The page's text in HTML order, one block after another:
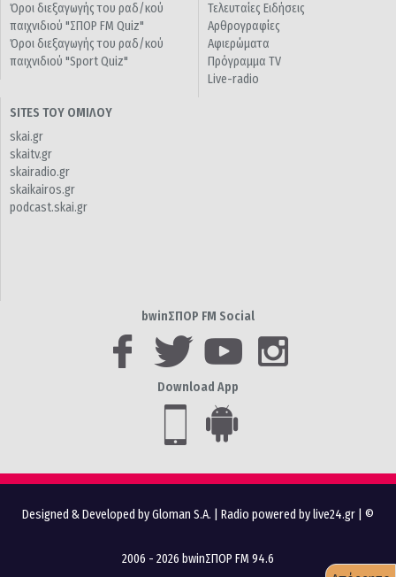
Όροι διεξαγωγής του ραδ/κού
παιχνιδιού "ΣΠΟΡ FM Quiz"
Όροι διεξαγωγής του ραδ/κού
παιχνιδιού "Sport Quiz"
Τελευταίες Ειδήσεις
Αρθρογραφίες
Αφιερώματα
Πρόγραμμα TV
Live-radio
SITES ΤΟΥ ΟΜΙΛΟΥ
skai.gr
skaitv.gr
skairadio.gr
skaikairos.gr
podcast.skai.gr
bwinΣΠΟΡ FM Social
Download App
Designed & Developed by Gloman S.A. Radio powered by live24.gr | ©
2006 - 2026 bwinΣΠΟΡ FM 94.6